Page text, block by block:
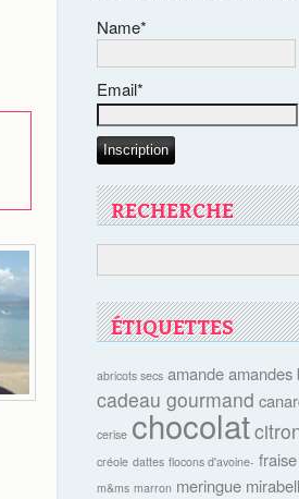
Name*
Email*
RECHERCHE
ÉTIQUETTES
abricots secs amande amandes
cadeau gourmand
cerise chocolat
créole dattes flocons d'avoine- fraise
m&ms marron meringue